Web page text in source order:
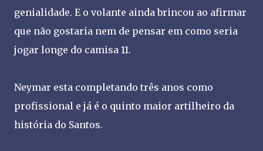
genialidade. E o volante ainda brincou ao afirmar
que não gostaria nem de pensar em como seria
jogar longe do camisa 11.
Neymar esta completando três anos como
profissional e já é o quinto maior artilheiro da
história do Santos.